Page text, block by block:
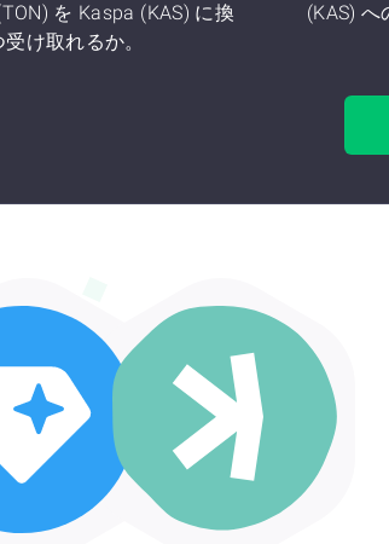
を Kaspa (KAS) に換
け取れるか。
(KAS) へ